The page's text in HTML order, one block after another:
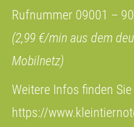
Rufnummer 09001 –
(2,99 €/min aus dem
Mobilnetz)
Weitere Infos finden
https://